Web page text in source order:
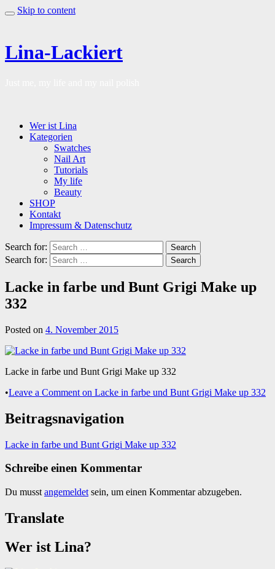
Skip to content
Lina-Lackiert
Wer ist Lina
Kategorien
Swatches
Nail Art
Tutorials
My life
Beauty
SHOP
Kontakt
Impressum & Datenschutz
Search for: Search
Search for: Search
Lacke in farbe und Bunt Grigi Make up
332
Posted on 4. November 2015
Lacke in farbe und Bunt Grigi Make up 332
•Leave a Comment on Lacke in farbe und Bunt Grigi Make up 332
Beitragsnavigation
Lacke in farbe und Bunt Grigi Make up 332
Schreibe einen Kommentar
Du musst angemeldet sein, um einen Kommentar abzugeben.
Translate
Wer ist Lina?